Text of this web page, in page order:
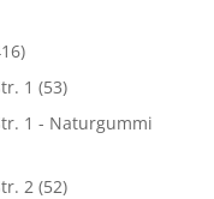
1 (53)
1 - Naturgummi
2 (52)